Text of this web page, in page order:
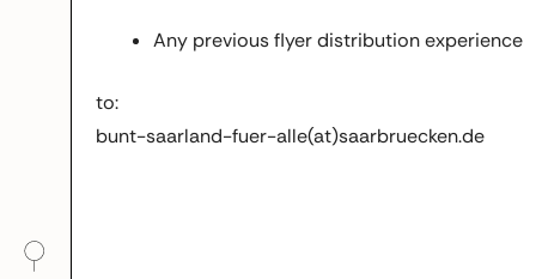
Any previous flyer distribution experience
to:
bunt-saarland-fuer-alle(at)saarbruecken.de